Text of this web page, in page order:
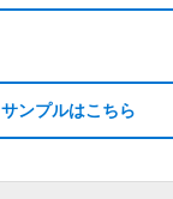
サンプルはこちら